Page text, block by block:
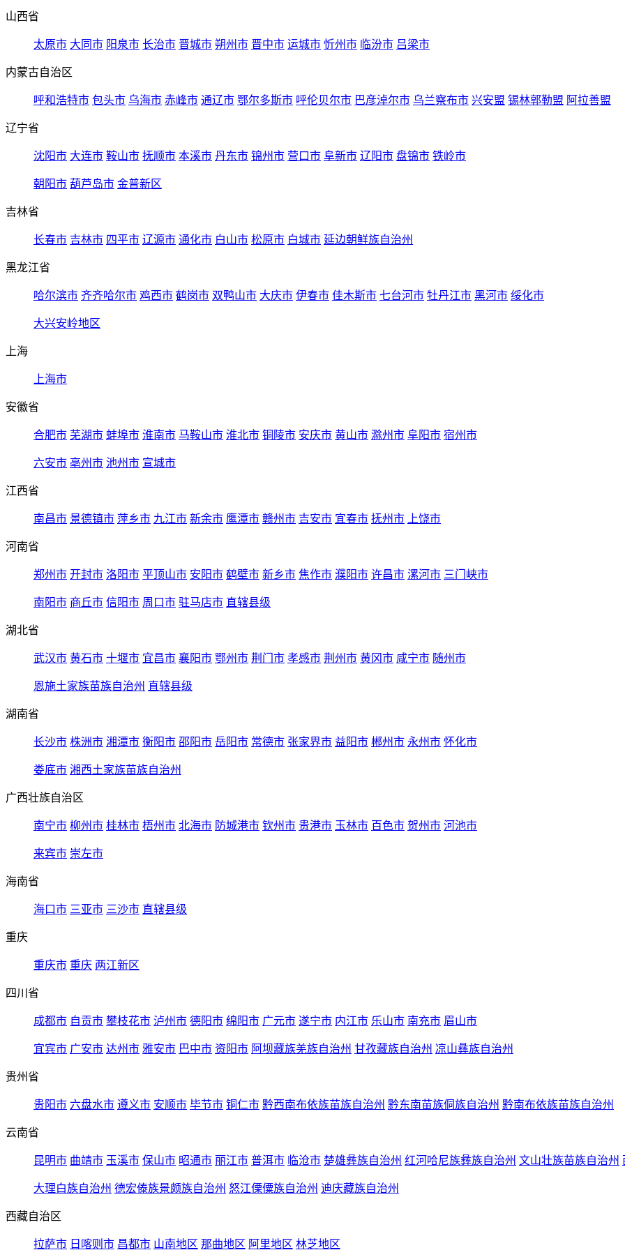
山西省
太原市 大同市 阳泉市 长治市 晋城市 朔州市 晋中市 运城市 忻州市 临汾市 吕梁市
内蒙古自治区
呼和浩特市 包头市 乌海市 赤峰市 通辽市 鄂尔多斯市 呼伦贝尔市 巴彦淖尔市 乌兰察布市 兴安盟 锡林郭勒盟 阿拉善盟
辽宁省
沈阳市 大连市 鞍山市 抚顺市 本溪市 丹东市 锦州市 营口市 阜新市 辽阳市 盘锦市 铁岭市
朝阳市 葫芦岛市 金普新区
吉林省
长春市 吉林市 四平市 辽源市 通化市 白山市 松原市 白城市 延边朝鲜族自治州
黑龙江省
哈尔滨市 齐齐哈尔市 鸡西市 鹤岗市 双鸭山市 大庆市 伊春市 佳木斯市 七台河市 牡丹江市 黑河市 绥化市
大兴安岭地区
上海
上海市
安徽省
合肥市 芜湖市 蚌埠市 淮南市 马鞍山市 淮北市 铜陵市 安庆市 黄山市 滁州市 阜阳市 宿州市
六安市 亳州市 池州市 宣城市
江西省
南昌市 景德镇市 萍乡市 九江市 新余市 鹰潭市 赣州市 吉安市 宜春市 抚州市 上饶市
河南省
郑州市 开封市 洛阳市 平顶山市 安阳市 鹤壁市 新乡市 焦作市 濮阳市 许昌市 漯河市 三门峡市
南阳市 商丘市 信阳市 周口市 驻马店市 直辖县级
湖北省
武汉市 黄石市 十堰市 宜昌市 襄阳市 鄂州市 荆门市 孝感市 荆州市 黄冈市 咸宁市 随州市
恩施土家族苗族自治州 直辖县级
湖南省
长沙市 株洲市 湘潭市 衡阳市 邵阳市 岳阳市 常德市 张家界市 益阳市 郴州市 永州市 怀化市
娄底市 湘西土家族苗族自治州
广西壮族自治区
南宁市 柳州市 桂林市 梧州市 北海市 防城港市 钦州市 贵港市 玉林市 百色市 贺州市 河池市
来宾市 崇左市
海南省
海口市 三亚市 三沙市 直辖县级
重庆
重庆市 重庆 两江新区
四川省
成都市 自贡市 攀枝花市 泸州市 德阳市 绵阳市 广元市 遂宁市 内江市 乐山市 南充市 眉山市
宜宾市 广安市 达州市 雅安市 巴中市 资阳市 阿坝藏族羌族自治州 甘孜藏族自治州 凉山彝族自治州
贵州省
贵阳市 六盘水市 遵义市 安顺市 毕节市 铜仁市 黔西南布依族苗族自治州 黔东南苗族侗族自治州 黔南布依族苗族自治州
云南省
昆明市 曲靖市 玉溪市 保山市 昭通市 丽江市 普洱市 临沧市 楚雄彝族自治州 红河哈尼族彝族自治州 文山壮族苗族自治州
大理白族自治州 德宏傣族景颇族自治州 怒江傈僳族自治州 迪庆藏族自治州
西藏自治区
拉萨市 日喀则市 昌都市 山南地区 那曲地区 阿里地区 林芝地区